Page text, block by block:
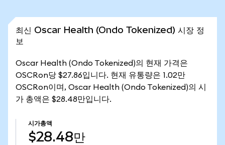
최신 Oscar Health (Ondo Tokenized) 시장 정
보
Oscar Health (Ondo Tokenized)의 현재 가격은
OSCRon당 $27.86입니다. 현재 유통량은 1.02만
OSCRon이며, Oscar Health (Ondo Tokenized)의 시
가 총액은 $28.48만입니다.
시가총액
$28.48만